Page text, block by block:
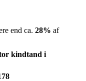
end ca. 28% af
kindtand i